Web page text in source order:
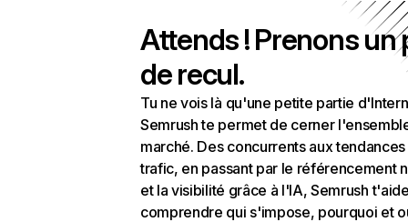
Attends ! Prenons un
de recul.
Tu ne vois là qu'une petite partie
Semrush te permet de cerner
marché. Des concurrents aux
trafic, en passant par le référencement
et la visibilité grâce à l'IA, Semrush
comprendre qui s'impose, pourquoi et